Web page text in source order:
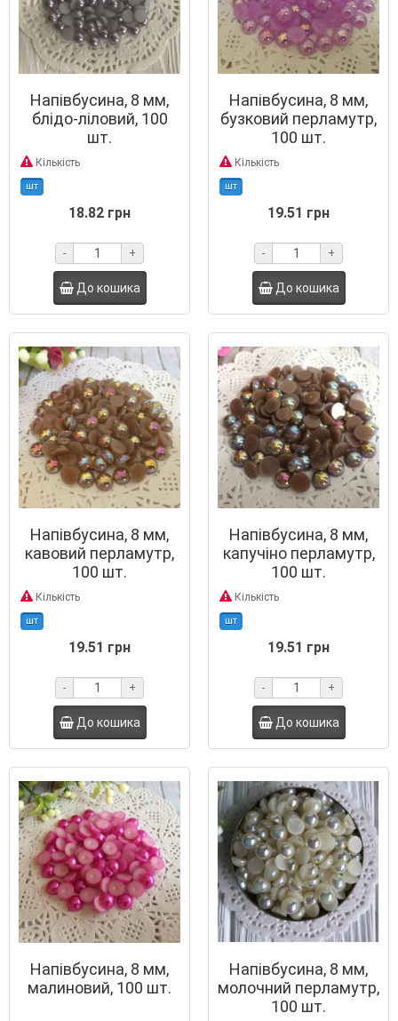
Напівбусина, 8 мм,
блідо-ліловий, 100
шт.
Кількість
шт
18.82 грн
- +
До кошика
Напівбусина, 8 мм,
бузковий перламутр,
100 шт.
Кількість
шт
19.51 грн
- +
До кошика
Напівбусина, 8 мм,
кавовий перламутр,
100 шт.
Кількість
шт
19.51 грн
- +
До кошика
Напівбусина, 8 мм,
капучіно перламутр,
100 шт.
Кількість
шт
19.51 грн
- +
До кошика
Напівбусина, 8 мм,
малиновий, 100 шт.
Напівбусина, 8 мм,
молочний перламутр,
100 шт.